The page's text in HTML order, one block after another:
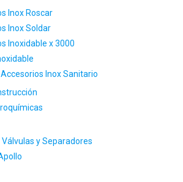
Inox Roscar
Inox Soldar
Inoxidable x 3000
Inox Sanitario
y Separadores